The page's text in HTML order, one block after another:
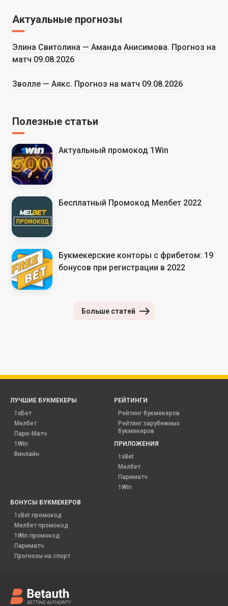
Актуальные прогнозы
Элина Свитолина — Аманда Анисимова. Прогноз на
матч 09.08.2026
Зволле — Аякс. Прогноз на матч 09.08.2026
Полезные статьи
Актуальный промокод 1Win
Бесплатный Промокод Мелбет 2022
Букмекерские конторы с фрибетом: 19
бонусов при регистрации в 2022
Больше статей
ЛУЧШИЕ БУКМЕКЕРЫ
1хБет
Мелбет
Пари-Матч
1Win
Винлайн
РЕЙТИНГИ
Рейтинг букмекеров
Рейтинг зарубежных
букмекеров
ПРИЛОЖЕНИЯ
1xBet
Мелбет
Париматч
1Win
БОНУСЫ БУКМЕКЕРОВ
1xBet промокод
Мелбет промокод
1Win промокод
Париматч
Прогнозы на спорт